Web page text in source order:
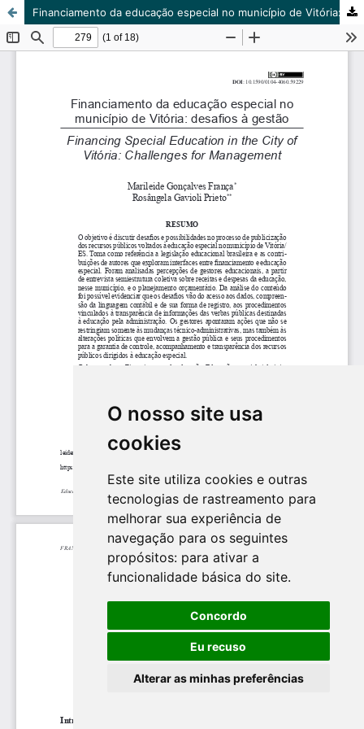
O nosso site usa
cookies
Este site utiliza cookies e outras
tecnologias de rastreamento para
melhorar sua experiência de
navegação para os seguintes
propósitos: para ativar a
funcionalidade básica do site.
Concordo
Eu recuso
Alterar as minhas preferências
Financiamento da educação especial no município de Vitória: desafios à gestão